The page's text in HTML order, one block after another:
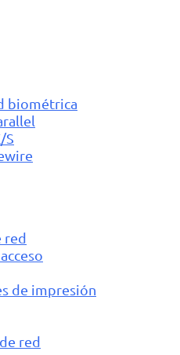
biométrica
S
red
de impresión
red